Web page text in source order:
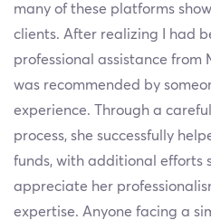
many of these platforms
clients. After realizing I had
professional assistance from
was recommended by
experience. Through a
process, she successfully
funds, with additional efforts
appreciate her
expertise. Anyone facing a